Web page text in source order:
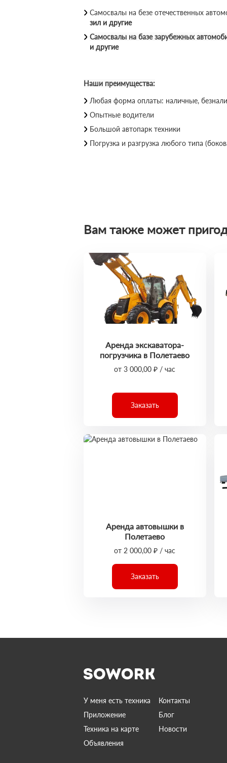
Самосвалы на безе отечественных
зил и другие
Самосвалы на базе зарубежных
и другие
Наши преимущества:
Любая форма оплаты: наличные,
Опытные водители
Большой автопарк техники
Погрузка и разгрузка любого типа
Вам также может
Аренда экскаватора-
погрузчика в Полетаево
от 3 000,00 ₽ / час
Заказать
Аренда автовышки в
Полетаево
от 2 000,00 ₽ / час
Заказать
У меня есть техника
Контакты
Приложение
Блог
Техника на карте
Новости
Объявления